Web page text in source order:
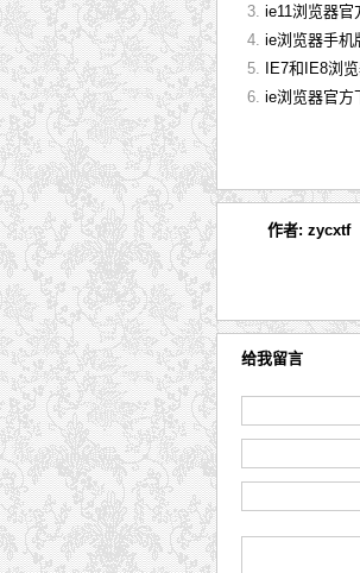
ie11浏览器官
ie浏览器手机
IE7和IE8浏
ie浏览器官方
作者: zycxtf
给我留言